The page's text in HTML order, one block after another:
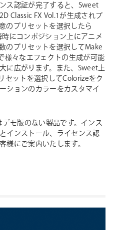
ス認証が完了すると、Sweet
Classic FX Vol.1が生成されプ
のプリセットを選択したら
にコンポジション上にアニメ
のプリセットを選択してMake
様々なエフェクトの生成が可能
に広がります。また、Sweet上
セットを選択してColorizeをク
ションのカラーをカスタマイ
モ版のない製品です。インス
インストール、ライセンス認
様にご案内いたします。